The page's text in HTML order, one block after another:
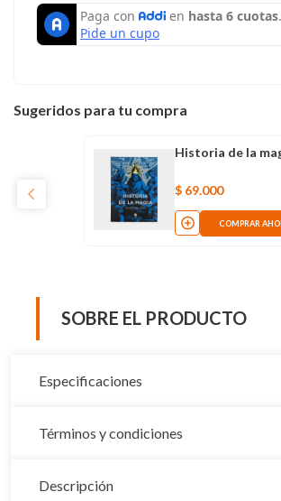
Sugeridos para tu compra
Historia de la
$ 69.000
COMPRAR
SOBRE EL PRODUCTO
Especificaciones
Términos y condiciones
Descripción